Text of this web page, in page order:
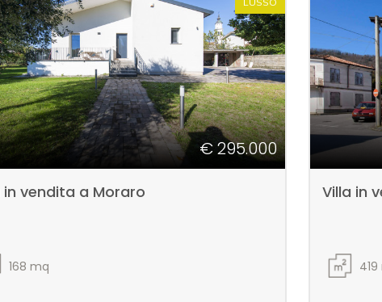
€ 295.000
in vendita a Moraro
168 mq
Villa in
419